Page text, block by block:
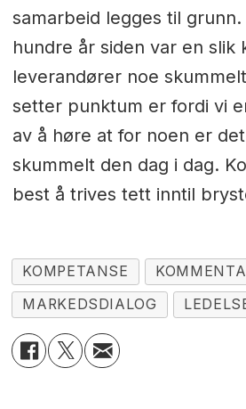
samarbeid legges til
hundre år siden var en slik
leverandører noe
setter punktum er fordi vi
av å høre at for noen er
skummelt den dag i dag.
best å trives tett inntil
KOMPETANSE
MARKEDSDIALOG